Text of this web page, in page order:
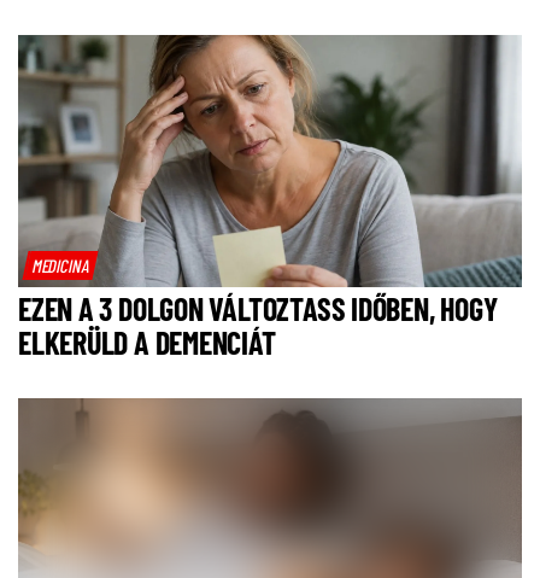
MEDICINA
EZEN A 3 DOLGON VÁLTOZTASS IDŐBEN, HOGY
ELKERÜLD A DEMENCIÁT